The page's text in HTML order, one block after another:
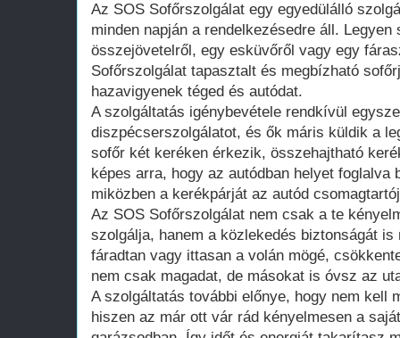
Az SOS Sofőrszolgálat egy egyedülálló
minden napján a rendelkezésedre áll.
összejövetelről, egy esküvőről vagy egy
Sofőrszolgálat tapasztalt és megbízható
hazavigyenek téged és autódat.
A szolgáltatás igénybevétele rendkívül
diszpécserszolgálatot, és ők máris küldik a
sofőr két keréken érkezik, összehajtható
képes arra, hogy az autódban helyet foglalva
miközben a kerékpárját az autód
Az SOS Sofőrszolgálat nem csak a te
szolgálja, hanem a közlekedés biztonságát
fáradtan vagy ittasan a volán mögé,
nem csak magadat, de másokat is óvsz az
A szolgáltatás további előnye, hogy nem kell
hiszen az már ott vár rád kényelmesen a